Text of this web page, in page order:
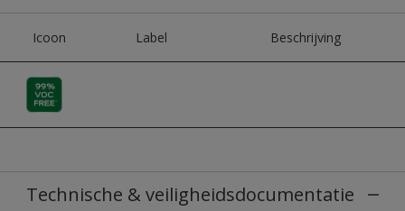
Icoon Label Beschrijving
Technische & veiligheidsdocumentatie